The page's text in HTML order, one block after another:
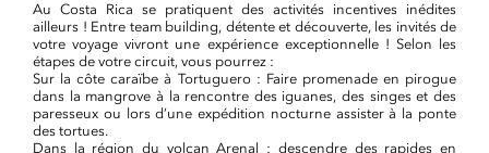
Au Costa Rica se pratiquent des activités incentives inédites
ailleurs ! Entre team building, détente et découverte, les invités de
votre voyage vivront une expérience exceptionnelle ! Selon les
étapes de votre circuit, vous pourrez :
Sur la côte caraïbe à Tortuguero : Faire promenade en pirogue
dans la mangrove à la rencontre des iguanes, des singes et des
paresseux ou lors d’une expédition nocturne assister à la ponte
des tortues.
Dans la région du volcan Arenal : descendre des rapides en